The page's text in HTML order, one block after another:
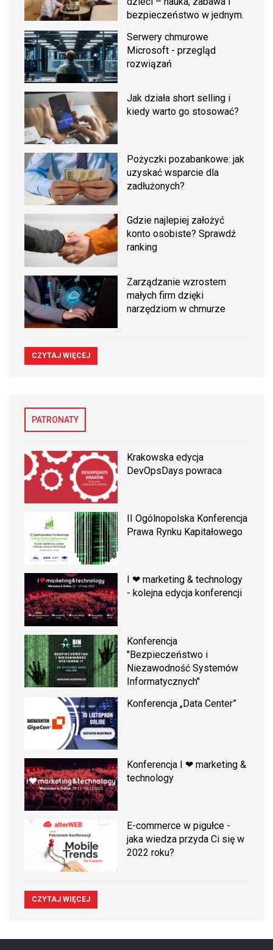
bezpieczeństwo w jednym.
Serwery chmurowe
Microsoft - przegląd
rozwiązań
Jak działa short selling i
kiedy warto go stosować?
Pożyczki pozabankowe: jak
uzyskać wsparcie dla
zadłużonych?
Gdzie najlepiej założyć
konto osobiste? Sprawdź
ranking
Zarządzanie wzrostem
małych firm dzięki
narzędziom w chmurze
CZYTAJ WIĘCEJ
PATRONATY
Krakowska edycja
DevOpsDays powraca
II Ogólnopolska Konferencja
Prawa Rynku Kapitałowego
I ❤ marketing & technology
- kolejna edycja konferencji
Konferencja
"Bezpieczeństwo i
Niezawodność Systemów
Informatycznych"
Konferencja „Data Center”
Konferencja I ❤ marketing &
technology
E-commerce w pigułce -
jaka wiedza przyda Ci się w
2022 roku?
CZYTAJ WIĘCEJ